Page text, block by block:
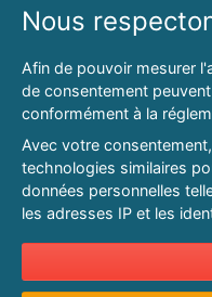
NOS RÉSEAUX
Notre page Facebook
Notre page LinkedIn
Notre page Instagram
Notre page Twitter
© 2026
Nous
Afin de pouvoir mesurer
de consentement
conformément à la
Avec votre
technologies similaires
données personnelles
les adresses IP et les
sur l'intérêt légitime à
».